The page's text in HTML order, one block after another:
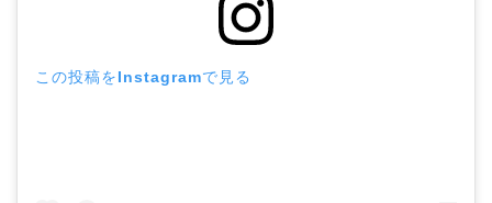
この投稿をInstagramで見る